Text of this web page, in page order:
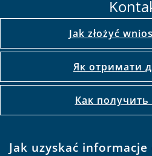
Jak złożyć
Як отримати
Как
Jak uzyskać informacje